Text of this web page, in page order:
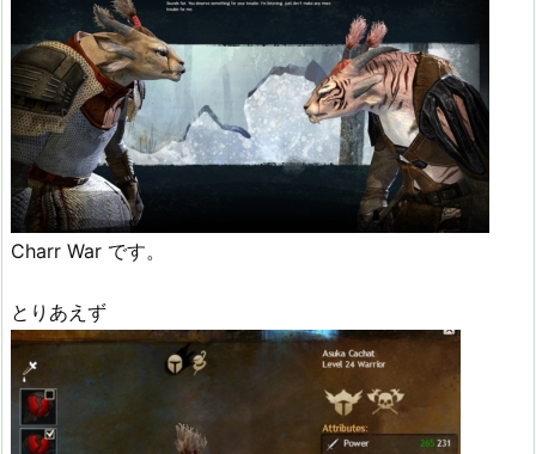
Charr War です。
とりあえず